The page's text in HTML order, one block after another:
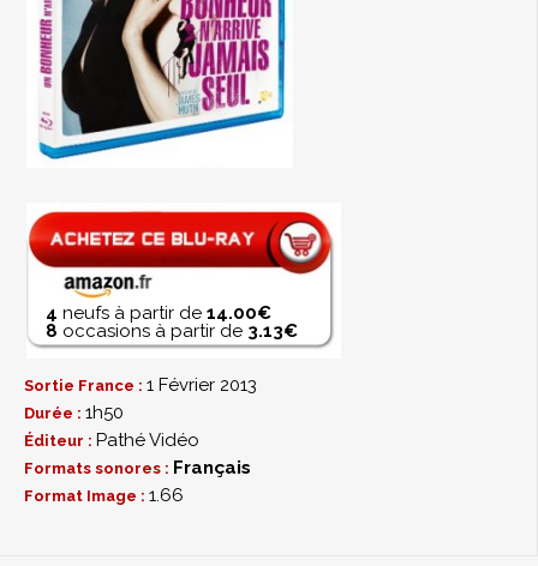
4 neufs à partir de 14.00€
8 occasions à partir de 3.13€
Sortie France : 1 Février 2013
Durée : 1h50
Éditeur : Pathé Vidéo
Formats sonores : Français
Format Image : 1.66